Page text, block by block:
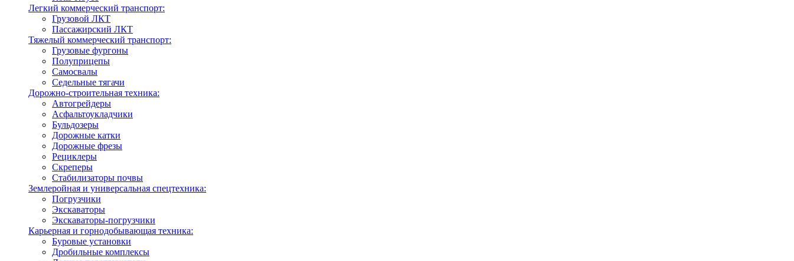
Легкий коммерческий транспорт:
Грузовой ЛКТ
Пассажирский ЛКТ
Тяжелый коммерческий транспорт:
Грузовые фургоны
Полуприцепы
Самосвалы
Седельные тягачи
Дорожно-строительная техника:
Автогрейдеры
Асфальтоукладчики
Бульдозеры
Дорожные катки
Дорожные фрезы
Рециклеры
Скреперы
Стабилизаторы почвы
Землеройная и универсальная спецтехника:
Погрузчики
Экскаваторы
Экскаваторы-погрузчики
Карьерная и горнодобывающая техника:
Буровые установки
Дробильные комплексы